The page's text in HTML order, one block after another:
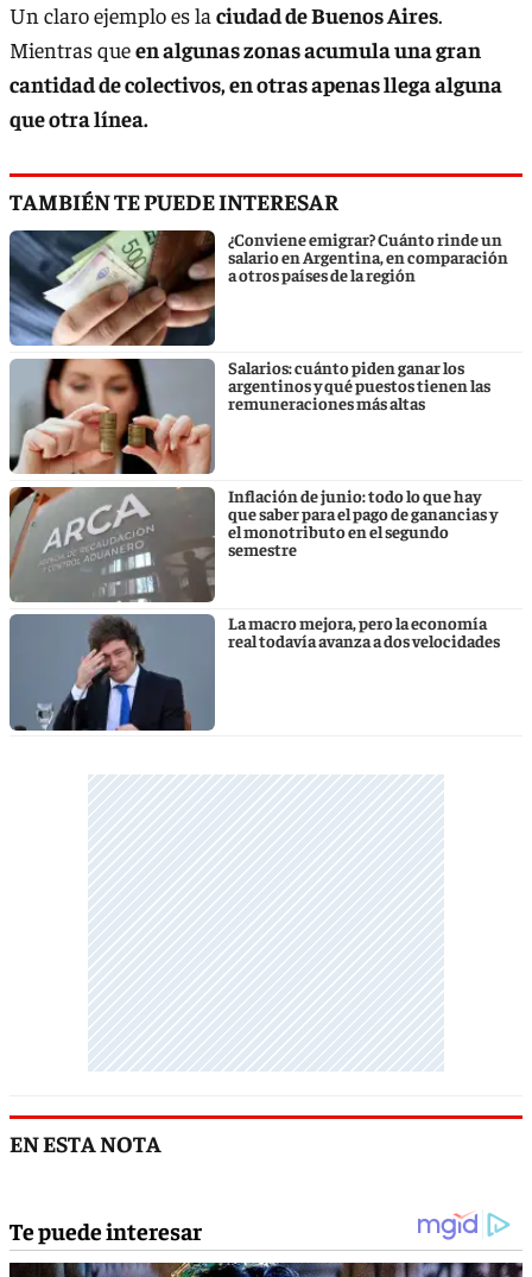
Un claro ejemplo es la ciudad de Buenos Aires.
Mientras queen algunas zonas acumula una gran
cantidad de colectivos, en otras apenas llega alguna
que otra línea.
TAMBIÉN TE PUEDE INTERESAR
¿Conviene emigrar? Cuánto rinde un
salario en Argentina, en comparación
a otros países de la región
Salarios: cuánto piden ganar los
argentinos y qué puestos tienen las
remuneraciones más altas
Inflación de junio: todo lo que hay
que saber para el pago de ganancias y
el monotributo en el segundo
semestre
La macro mejora, pero la economía
real todavía avanza a dos velocidades
EN ESTA NOTA